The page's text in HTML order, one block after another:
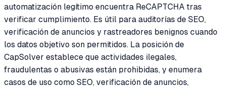
automatización legítimo encuentra ReCAPTCHA tras
verificar cumplimiento. Es útil para auditorías de SEO,
verificación de anuncios y rastreadores benignos cuando
los datos objetivo son permitidos. La posición de
CapSolver establece que actividades ilegales,
fraudulentas o abusivas están prohibidas, y enumera
casos de uso como SEO, verificación de anuncios,